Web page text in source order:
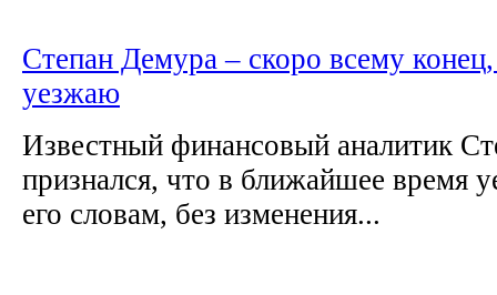
Степан Демура – скоро всему конец,
уезжаю
Известный финансовый аналитик
признался, что в ближайшее время
его словам, без изменения...